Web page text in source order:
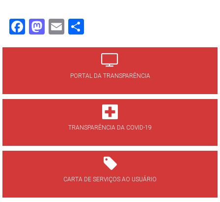
Facebook
Mastodon
Email
PORTAL DA TRANSPARÊNCIA
TRANSPARÊNCIA DA COVID-19
CARTA DE SERVIÇOS AO USUÁRIO